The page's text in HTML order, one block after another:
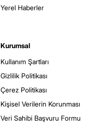
Yerel Haberler
Kurumsal
Kullanım Şartları
Gizlilik Politikası
Çerez Politikası
Kişisel Verilerin Korunması
Veri Sahibi Başvuru Formu